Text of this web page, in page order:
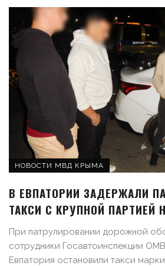
НОВОСТИ МВД КРЫМА
В ЕВПАТОРИИ ЗАДЕРЖАЛИ
ТАКСИ С КРУПНОЙ ПАРТИЕЙ
При патрулировании дорожной
сотрудники Госавтоинспекции
Евпатория остановили такси